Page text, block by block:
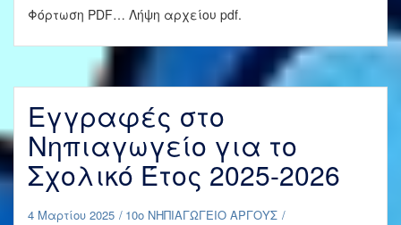
Φόρτωση PDF… Λήψη αρχείου pdf.
Εγγραφές στο
Νηπιαγωγείο για το
Σχολικό Έτος 2025-2026
4 Μαρτίου 2025
10ο ΝΗΠΙΑΓΩΓΕΙΟ ΑΡΓΟΥΣ